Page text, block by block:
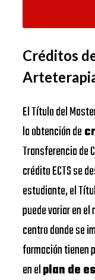
Créditos
El Título del
la obtención de
Transferencia de
crédito ECTS se
estudiante, el
puede variar en el
centro donde se
formación tienen
en elplan de